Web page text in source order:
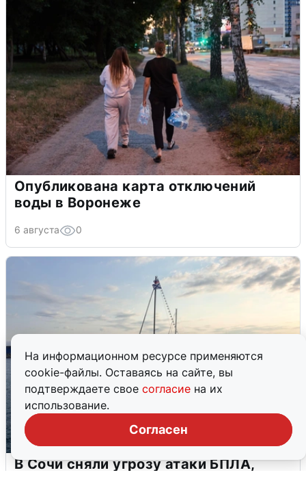
На информационном ресурсе применяются
cookie-файлы. Оставаясь на сайте, вы
подтверждаете свое согласие на их
использование.
Согласен
Опубликована карта отключений
воды в Воронеже
6 августа 0
В Сочи сняли угрозу атаки БПЛА,